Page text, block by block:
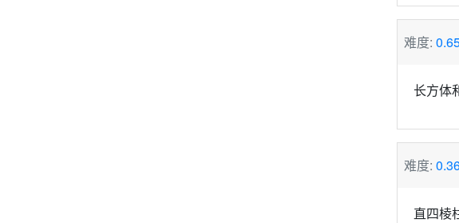
难度:
长方体
难度:
直四